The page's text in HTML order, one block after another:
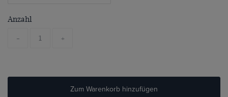
Anzahl
- +
Zum Warenkorb hinzufügen